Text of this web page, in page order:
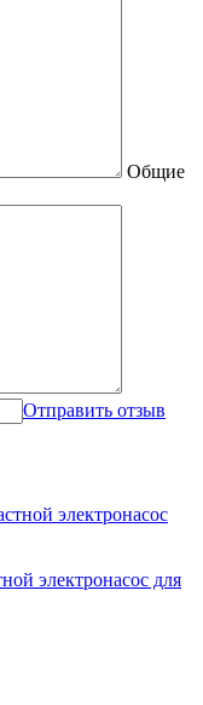
Общие
Отправить отзыв
электронасос для